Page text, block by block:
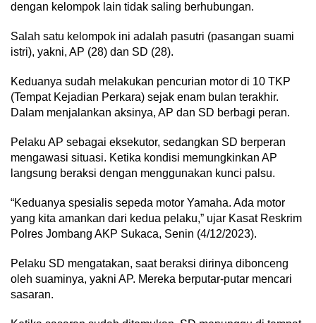
dengan kelompok lain tidak saling berhubungan.
Salah satu kelompok ini adalah pasutri (pasangan suami
istri), yakni, AP (28) dan SD (28).
Keduanya sudah melakukan pencurian motor di 10 TKP
(Tempat Kejadian Perkara) sejak enam bulan terakhir.
Dalam menjalankan aksinya, AP dan SD berbagi peran.
Pelaku AP sebagai eksekutor, sedangkan SD berperan
mengawasi situasi. Ketika kondisi memungkinkan AP
langsung beraksi dengan menggunakan kunci palsu.
“Keduanya spesialis sepeda motor Yamaha. Ada motor
yang kita amankan dari kedua pelaku,” ujar Kasat Reskrim
Polres Jombang AKP Sukaca, Senin (4/12/2023).
Pelaku SD mengatakan, saat beraksi dirinya dibonceng
oleh suaminya, yakni AP. Mereka berputar-putar mencari
sasaran.